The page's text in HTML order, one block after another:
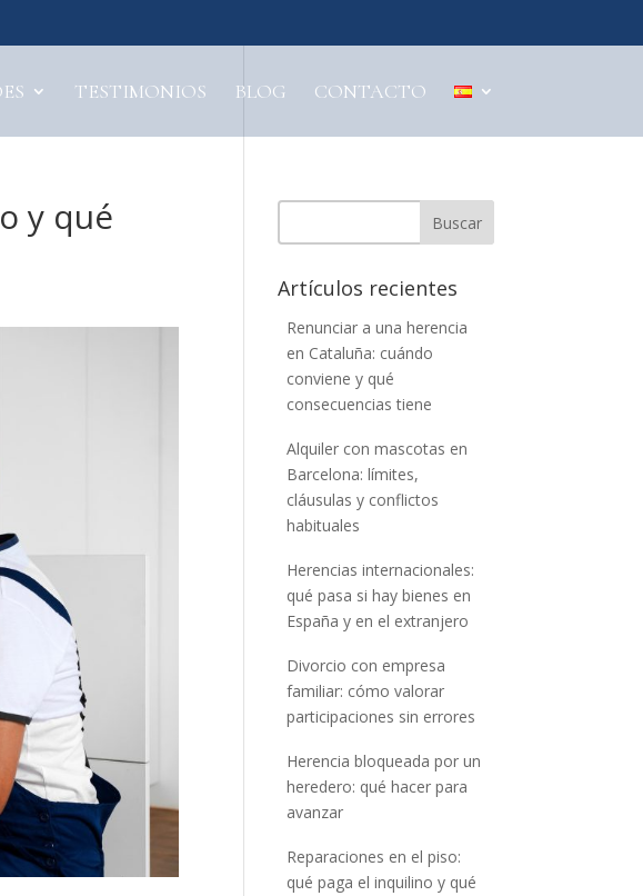
TESTIMONIOS BLOG CONTACTO
y qué Buscar
Artículos recientes
Renunciar a una herencia
en Cataluña: cuándo
conviene y qué
consecuencias tiene
Alquiler con mascotas en
Barcelona: límites,
cláusulas y conflictos
habituales
Herencias internacionales:
qué pasa si hay bienes en
España y en el extranjero
Divorcio con empresa
familiar: cómo valorar
participaciones sin errores
Herencia bloqueada por un
heredero: qué hacer para
avanzar
Reparaciones en el piso:
qué paga el inquilino y qué